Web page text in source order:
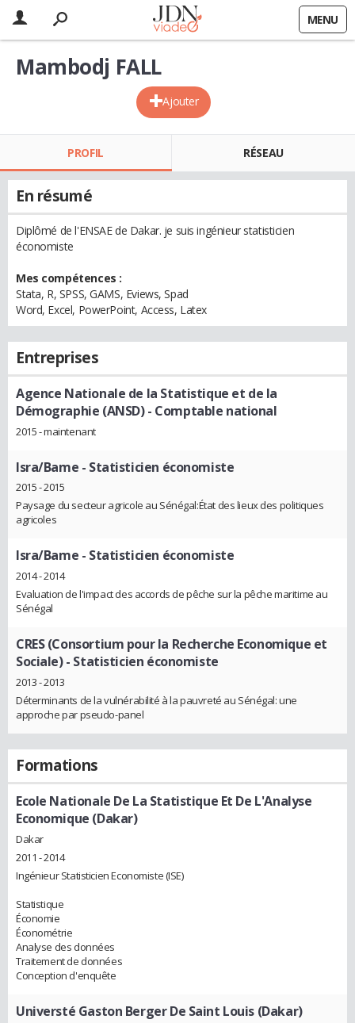
MENU
Ajouter
Mambodj FALL
PROFIL RÉSEAU
En résumé
Diplômé de l'ENSAE de Dakar. je suis ingénieur statisticien
économiste
Mes compétences :
Stata, R, SPSS, GAMS, Eviews, Spad
Word, Excel, PowerPoint, Access, Latex
Entreprises
Agence Nationale de la Statistique et de la
Démographie (ANSD)- Comptable national
2015 - maintenant
Isra/Bame - Statisticien économiste
2015 - 2015
Paysage du secteur agricole au Sénégal:État des lieux des politiques
agricoles
Isra/Bame - Statisticien économiste
2014 - 2014
Evaluation de l'impact des accords de pêche sur la pêche maritime au
Sénégal
CRES (Consortium pour la Recherche Economique et
Sociale)- Statisticien économiste
2013 - 2013
Déterminants de la vulnérabilité à la pauvreté au Sénégal: une
approche par pseudo-panel
Formations
Ecole Nationale De La Statistique Et De L'Analyse
Economique (Dakar)
Dakar
2011 - 2014
Ingénieur Statisticien Economiste (ISE)
Statistique
Économie
Économétrie
Analyse des données
Traitement de données
Conception d'enquête
Universté Gaston Berger De Saint Louis (Dakar)